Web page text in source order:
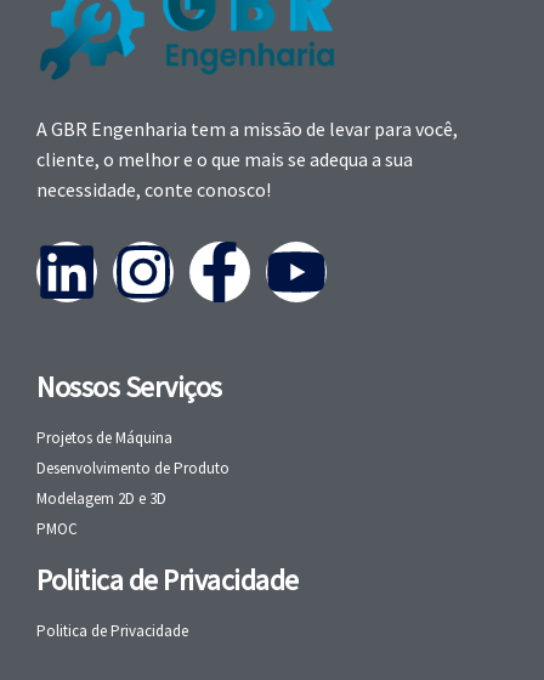
A GBR Engenharia tem a missão de levar para você,
cliente, o melhor e o que mais se adequa a sua
necessidade, conte conosco!
Nossos Serviços
Projetos de Máquina
Desenvolvimento de Produto
Modelagem 2D e 3D
PMOC
Politica de Privacidade
Politica de Privacidade